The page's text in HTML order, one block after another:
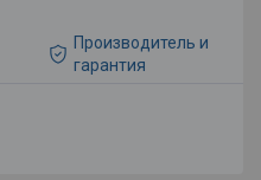
Производитель и
гарантия